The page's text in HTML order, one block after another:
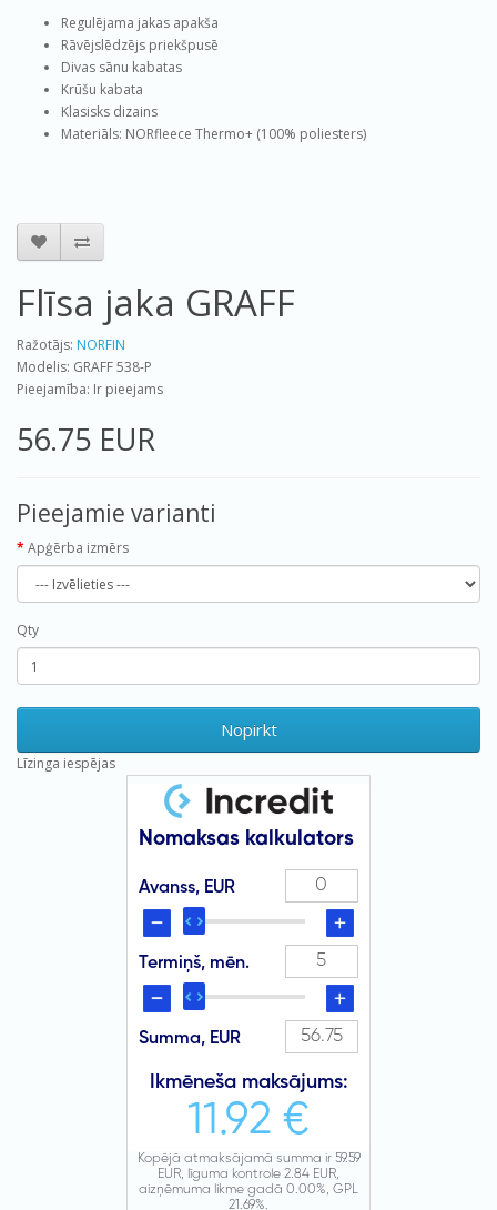
Regulējama jakas apakša
Rāvējslēdzējs priekšpusē
Divas sānu kabatas
Krūšu kabata
Klasisks dizains
Materiāls: NORfleece Thermo+ (100% poliesters)
Flīsa jaka GRAFF
Ražotājs: NORFIN
Modelis: GRAFF 538-P
Pieejamība: Ir pieejams
56.75 EUR
Pieejamie varianti
Apģērba izmērs
Qty
Nopirkt
Līzinga iespējas